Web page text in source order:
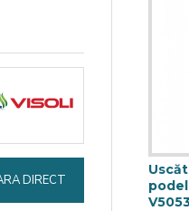
DIRECT